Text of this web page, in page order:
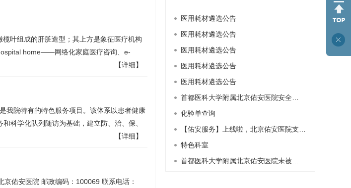
叶组成的肝脏造型；其上方是象征医疗机构
home——网络化家庭医疗咨询、e-
【详细】
我院特有的特色服务项目。该体系以患者健康
科学化队列随访为基础，建立防、治、保、
【详细】
佑安医院 邮政编码：100069 联系电话：
医用耗材遴选公告
医用耗材遴选公告
医用耗材遴选公告
医用耗材遴选公告
医用耗材遴选公告
首都医科大学附属北京佑安医院安全…
化验单查询
【佑安服务】上线啦，北京佑安医院支…
特色科室
首都医科大学附属北京佑安医院未被…